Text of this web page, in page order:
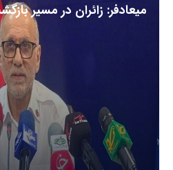
میعادفر: زائران در مسیر